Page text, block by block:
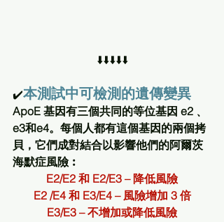
⬇️⬇️⬇️⬇️⬇️
✔️本測試中可檢測的遺傳變異
ApoE 基因有三個共同的等位基因 e2﹑
e3和e4。每個人都有這個基因的兩個拷
貝，它們成對結合以影響他們的阿爾茨
海默症風險︰
E2/E2 和 E2/E3 – 降低風險
E2 /E4 和 E3/E4 – 風險增加 3 倍
E3/E3 – 不增加或降低風險